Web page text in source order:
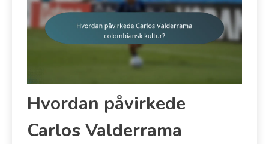
Hvordan påvirkede
Carlos Valderrama